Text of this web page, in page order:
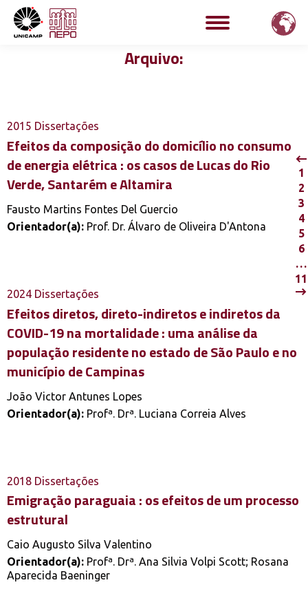
Arquivo:
2015 Dissertações
Efeitos da composição do domicílio no consumo
de energia elétrica : os casos de Lucas do Rio
Verde, Santarém e Altamira
Fausto Martins Fontes Del Guercio
Orientador(a): Prof. Dr. Álvaro de Oliveira D'Antona
2024 Dissertações
Efeitos diretos, direto-indiretos e indiretos da
COVID-19 na mortalidade : uma análise da
população residente no estado de São Paulo e no
município de Campinas
João Victor Antunes Lopes
Orientador(a): Profª. Drª. Luciana Correia Alves
2018 Dissertações
Emigração paraguaia : os efeitos de um processo
estrutural
Caio Augusto Silva Valentino
Orientador(a): Profª. Drª. Ana Silvia Volpi Scott; Rosana
Aparecida Baeninger
1
2
3
4
5
6
…
11